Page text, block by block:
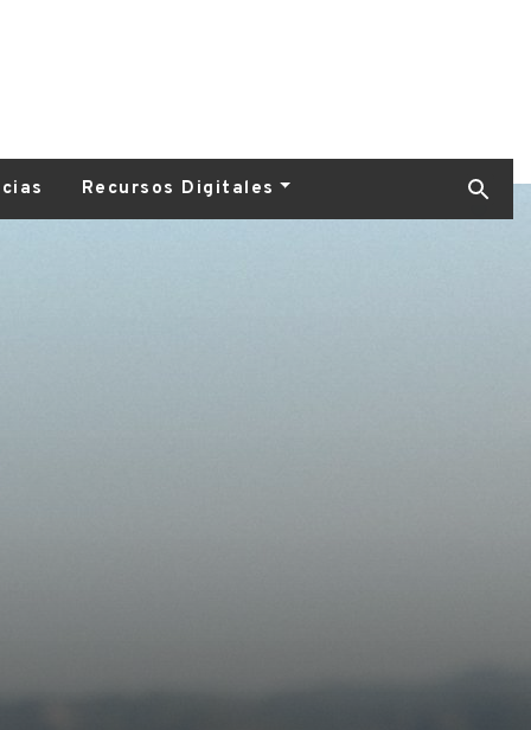
Recursos Digitales